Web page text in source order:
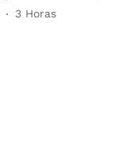
3 Horas